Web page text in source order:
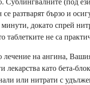
Сублингвалните (под
разтварят бързо и
докато спрей
таблетките не са
лечение на ангина,
лекарства като бета-
или нитрати с